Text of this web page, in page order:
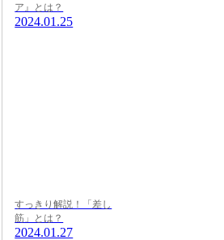
ア』とは？
2024.01.25
すっきり解説！「差し
筋」とは？
2024.01.27